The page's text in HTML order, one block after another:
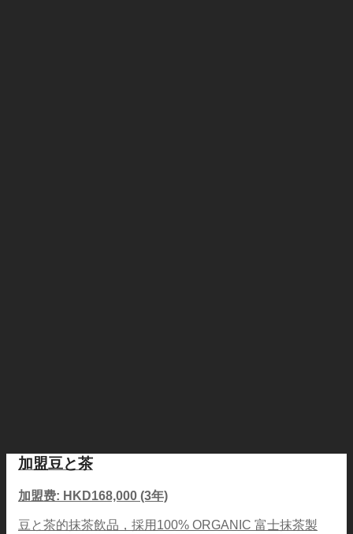
加盟豆と茶
加盟费: HKD168,000 (3年)
豆と茶的抹茶飲品，採用100% ORGANIC 富士抹茶製